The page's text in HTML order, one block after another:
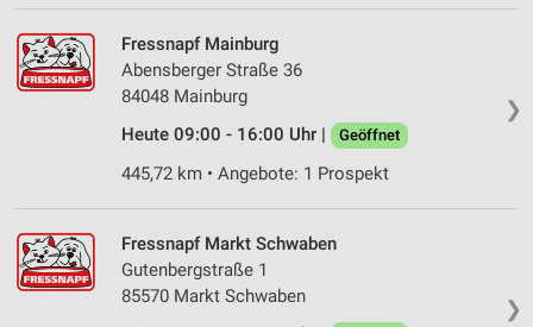
❯
Fressnapf Mainburg
Abensberger Straße 36
84048 Mainburg
Heute 09:00 - 16:00 Uhr |
Geöffnet
445,72 km • Angebote: 1 Prospekt
❯
Fressnapf Markt Schwaben
Gutenbergstraße 1
85570 Markt Schwaben